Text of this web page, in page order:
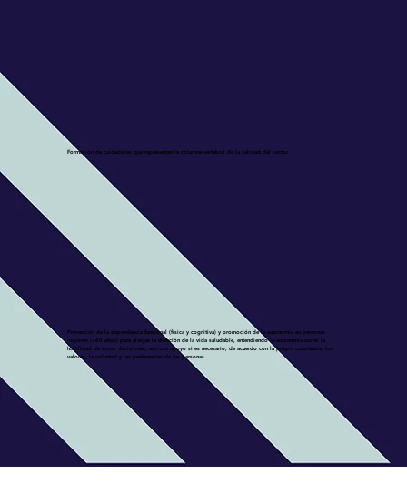
Formación de cuidadores que representan la columna vertebral de la calidad del sector.
Prevención de la dependencia funcional (física y cognitiva) y promoción de la autonomía en personas
mayores (+60 años) para alargar la duración de la vida saludable, entendiendo la autonomía como la
habilidad de tomar decisiones, aún con apoyo si es necesario, de acuerdo con la propia conciencia, los
valores, la voluntad y las preferencias de las personas.